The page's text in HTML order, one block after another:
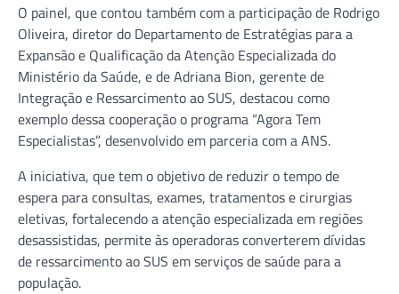
O painel, que contou também com a participação de Rodrigo
Oliveira, diretor do Departamento de Estratégias para a
Expansão e Qualificação da Atenção Especializada do
Ministério da Saúde, e de Adriana Bion, gerente de
Integração e Ressarcimento ao SUS, destacou como
exemplo dessa cooperação o programa “Agora Tem
Especialistas”, desenvolvido em parceria com a ANS.
A iniciativa, que tem o objetivo de reduzir o tempo de
espera para consultas, exames, tratamentos e cirurgias
eletivas, fortalecendo a atenção especializada em regiões
desassistidas, permite às operadoras converterem dívidas
de ressarcimento ao SUS em serviços de saúde para a
população.